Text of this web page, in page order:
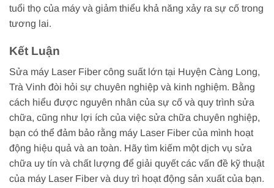
tuổi thọ của máy và giảm thiểu khả năng xảy ra sự cố trong
tương lai.
Kết Luận
Sửa máy Laser Fiber công suất lớn tại Huyện Càng Long,
Trà Vinh đòi hỏi sự chuyên nghiệp và kinh nghiệm. Bằng
cách hiểu được nguyên nhân của sự cố và quy trình sửa
chữa, cũng như lợi ích của việc sửa chữa chuyên nghiệp,
bạn có thể đảm bảo rằng máy Laser Fiber của mình hoạt
động hiệu quả và an toàn. Hãy tìm kiếm một dịch vụ sửa
chữa uy tín và chất lượng để giải quyết các vấn đề kỹ thuật
của máy Laser Fiber và duy trì hoạt động sản xuất của bạn.